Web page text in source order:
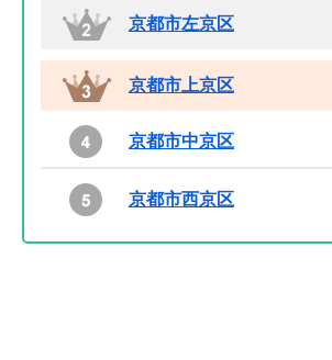
京都市左京区
京都市上京区
京都市中京区
京都市西京区